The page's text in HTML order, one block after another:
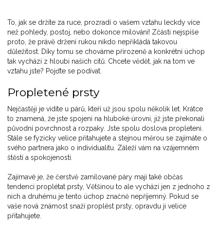
To, jak se držíte za ruce, prozradí o vašem vztahu leckdy více
než pohledy, postoj, nebo dokonce milování! Zčásti nejspíše
proto, že právě držení rukou nikdo nepřikládá takovou
důležitost. Díky tomu se chováme přirozeně a konkrétní úchop
tak vychází z hloubi našich citů. Chcete vědět, jak na tom ve
vztahu jste? Pojďte se podívat.
Propletené prsty
Nejčastěji je vidíte u párů, kteří už jsou spolu několik let. Krátce
to znamená, že jste spojeni na hluboké úrovni, již jste překonali
původní povrchnost a rozpaky. Jste spolu doslova propleteni.
Stále se fyzicky velice přitahujete a stejnou měrou se zajímáte o
svého partnera jako o individualitu. Záleží vám na vzájemném
štěstí a spokojenosti.
Zajímavé je, že čerstvě zamilované páry mají také občas
tendenci proplétat prsty, Většinou to ale vychází jen z jednoho z
nich a druhému je tento úchop značně nepříjemný. Pokud se
vaše nová známost snaží proplést prsty, opravdu ji velice
přitahujete.